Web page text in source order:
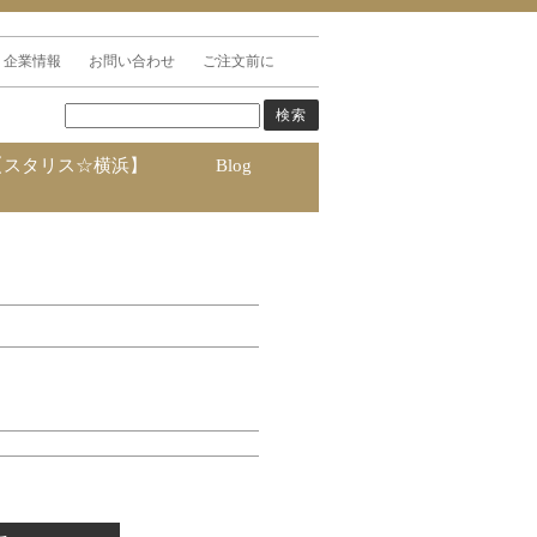
企業情報 お問い合わせ ご注文前に
タリス☆横浜】 Blog